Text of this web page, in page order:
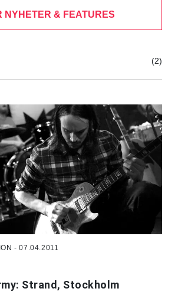
NYHETER & FEATURES
(2)
- 07.04.2011
Strand, Stockholm